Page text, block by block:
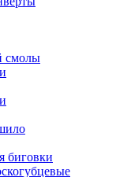
смолы
биговки